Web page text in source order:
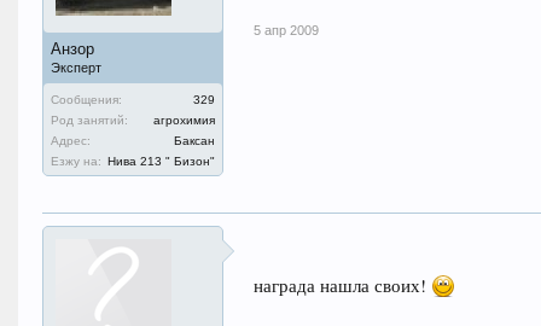
Анзор
Эксперт
Сообщения:
329
Род занятий:
агрохимия
Адрес:
Баксан
Езжу на: Нива 213 " Бизон"
5 апр 2009
награда нашла своих!